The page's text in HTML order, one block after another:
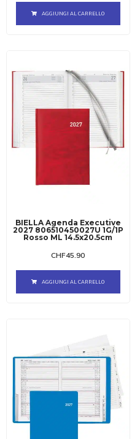
AGGIUNGI AL CARRELLO
BIELLA Agenda Executive
2027 806510450027U 1G/1P
Rosso ML 14.5x20.5cm
CHF45.90
AGGIUNGI AL CARRELLO